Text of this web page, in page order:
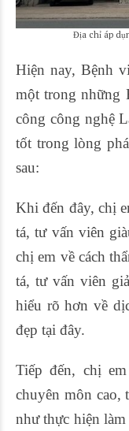
Địa chỉ áp
Hiện nay, Bệnh
một trong những
công công nghệ
tốt trong lòng
sau:
Khi đến đây, chị
tá, tư vấn viên
chị em về cách
tá, tư vấn viên
hiểu rõ hơn về
đẹp tại đây.
Tiếp đến, chị
chuyên môn cao,
như thực hiện